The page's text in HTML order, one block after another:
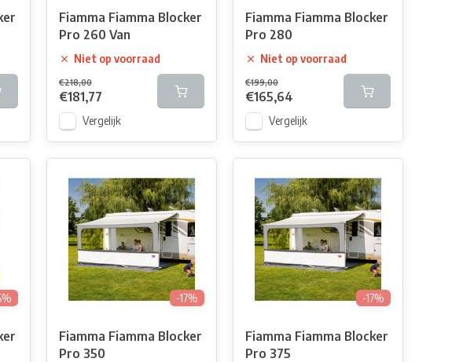
Fiamma Fiamma Blocker
Pro 260 Van
Niet op voorraad
€218,00
€181,77
Vergelijk
Fiamma Fiamma Blocker
Pro 280
Niet op voorraad
€199,00
€165,64
Vergelijk
-17%
Fiamma Fiamma Blocker
Pro 350
-17%
Fiamma Fiamma Blocker
Pro 375